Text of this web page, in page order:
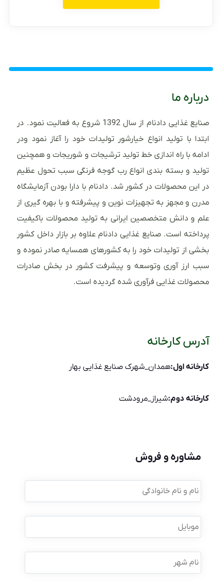
درباره ما
صنایع غذایی دادنام از سال 1392 شروع به فعالیت نمود. در
ابتدا با تولید انواع خیارشور تولیدات خود را آغاز نمود ودر
ادامه با راه اندازی خط تولید ترشیجات و شوریجات و همچنین
تولید و بسته بندی انواع رب گوجه فرنگی سبب تحول عظیم
در این محصولات در کشور شد. دادنام با دارا بودن آزمایشگاه
مدرن و مجهز به تجهیزات نوین و پیشرفته و با بهره گیری از
علم و دانش متخصصین ایرانی به تولید محصولات باکیفیت
پرداخته است. صنایع غذایی دادنام علاوه بر بازار داخل کشور
بخشی از تولیدات خود را به کشورهای همسایه صادر نموده و
سبب ارز آوری وتوسعه و پیشرفت کشور در بخش صادرات
محصولات غذایی فرآوری شده گردیده است.
آدرس کارخانه
کارخانه اول:همدان_شهرک صنایع غذایی بهار
کارخانه دوم:شیراز_مرودشت
مشاوره و فروش
نام
و
نام
موبایل *
نام
شهر